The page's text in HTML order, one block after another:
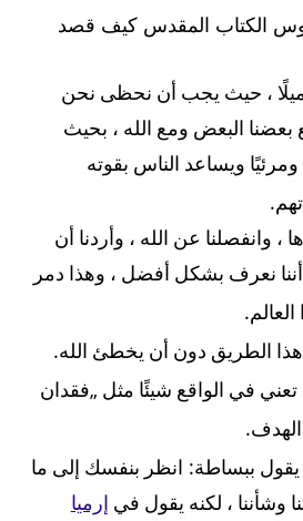
الكتاب المقدس كيف قصد
، حيث يجب أن نحظى نحن
البعض ومع الله ، بحيث
ويساعد الناس بقوته
.
، وانفصلنا عن الله ، وأردنا أن
أننا نعرف بشكل أفضل ، وهذا دمر
.
الطريق دون أن يخطئ الله.
تعني في الواقع شيئًا مثل „فقدان
.
يقول ببساطة: انظر بنفسك إلى ما
وشأننا ، لكنه يقول في إرميا